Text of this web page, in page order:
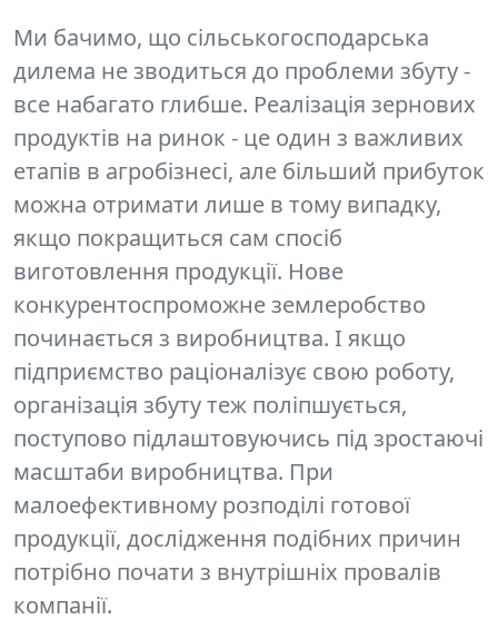
Ми бачимо, що сільськогосподарська
дилема не зводиться до проблеми збуту -
все набагато глибше. Реалізація зернових
продуктів на ринок - це один з важливих
етапів в агробізнесі, але більший прибуток
можна отримати лише в тому випадку,
якщо покращиться сам спосіб
виготовлення продукції. Нове
конкурентоспроможне землеробство
починається з виробництва. І якщо
підприємство раціоналізує свою роботу,
організація збуту теж поліпшується,
поступово підлаштовуючись під зростаючі
масштаби виробництва. При
малоефективному розподілі готової
продукції, дослідження подібних причин
потрібно почати з внутрішніх провалів
компанії.